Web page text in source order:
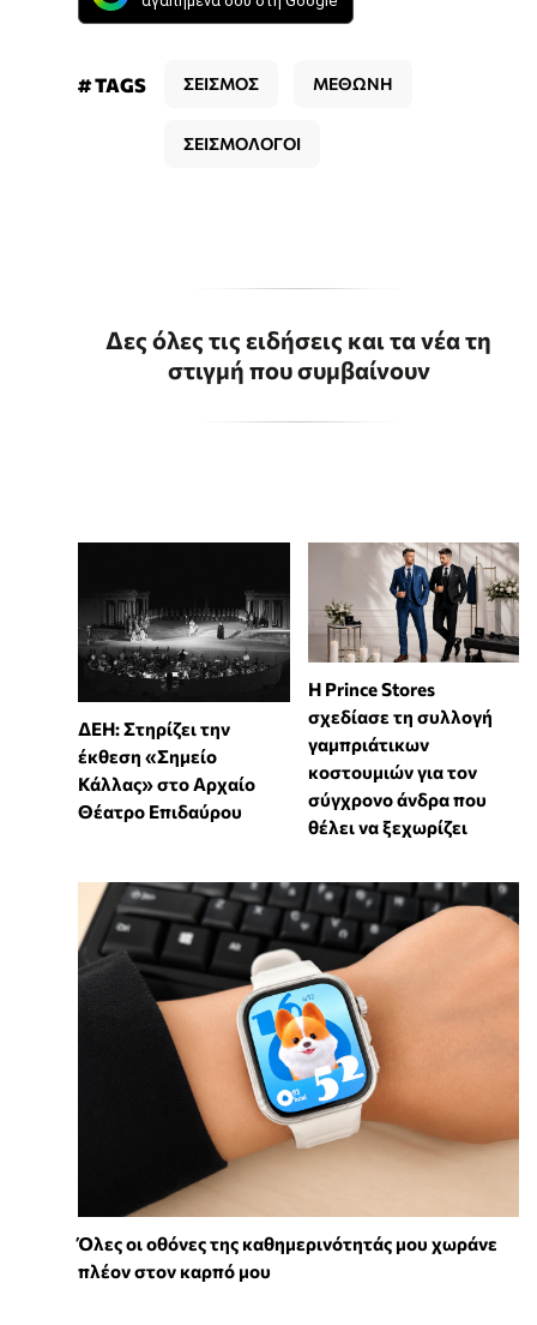
# TAGS ΣΕΙΣΜΟΣ ΜΕΘΩΝΗ
ΣΕΙΣΜΟΛΟΓΟΙ
Δες όλες τις ειδήσεις και τα νέα τη
στιγμή που συμβαίνουν
ΔΕΗ: Στηρίζει την
έκθεση «Σημείο
Κάλλας» στο Αρχαίο
Θέατρο Επιδαύρου
Η Prince Stores
σχεδίασε τη συλλογή
γαμπριάτικων
κοστουμιών για τον
σύγχρονο άνδρα που
θέλει να ξεχωρίζει
Όλες οι οθόνες της καθημερινότητάς μου χωράνε
πλέον στον καρπό μου